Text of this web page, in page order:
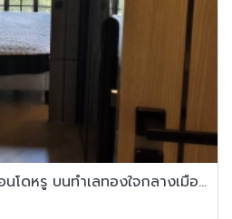
ให้เช่า The RESERVE คอนโดหรู บนทำเลทองใจกลางเมือง เอกมัยซอย 1 สุข